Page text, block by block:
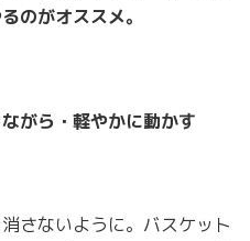
のがオススメ。
がら・軽やかに動かす
さないように。バスケット